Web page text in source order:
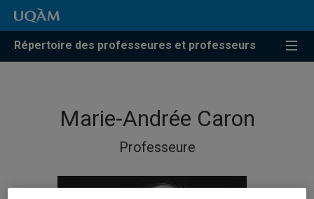
Répertoire des professeures et professeurs
Marie-Andrée Caron
Professeure